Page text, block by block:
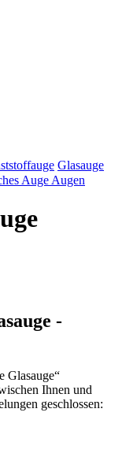
Glasauge
Auge Augen
-
Glasauge“
Ihnen und
geschlossen: